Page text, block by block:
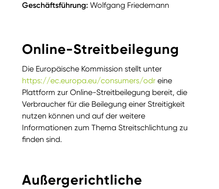
Geschäftsführung: Wolfgang Friedemann
Online-Streitbeilegung
Die Europäische Kommission stellt unter
https://ec.europa.eu/consumers/odreine
Plattform zur Online-Streitbeilegung bereit, die
Verbraucher für die Beilegung einer Streitigkeit
nutzen können und auf der weitere
Informationen zum Thema Streitschlichtung zu
finden sind.
Außergerichtliche